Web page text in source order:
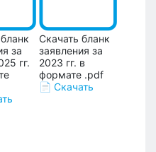
за
гг.
Скачать бланк
заявления за
2023 гг. в
формате .pdf
📄 Скачать